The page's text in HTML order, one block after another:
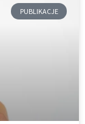
PUBLIKACJE